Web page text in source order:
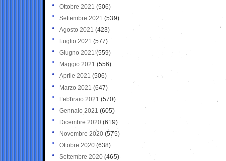
Ottobre 2021 (506)
Settembre 2021 (539)
Agosto 2021 (423)
Luglio 2021 (577)
Giugno 2021(559)
Maggio 2021 (556)
Aprile 2021 (506)
Marzo 2021 (647)
Febbraio 2021 (570)
Gennaio 2021 (605)
Dicembre 2020 (619)
Novembre 2020 (575)
Ottobre 2020 (638)
Settembre 2020(465)